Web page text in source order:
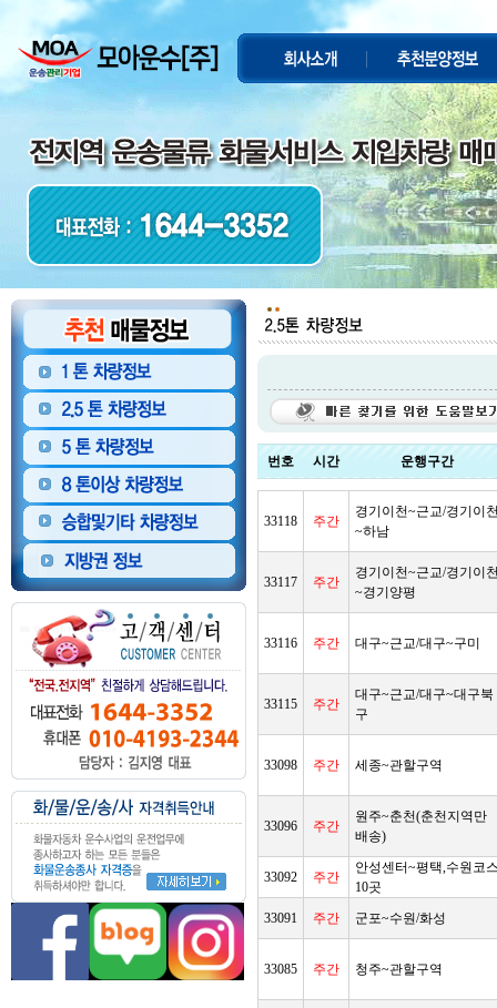
번호 시간 운행구간
33118 주간
경기이천~근교/경기이
~하남
33117 주간
경기이천~근교/경기이
~경기양평
33116 주간 대구~근교/대구~구미
33115 주간
대구~근교/대구~대구북
구
33098 주간 세종~관할구역
33096 주간
원주~춘천(춘천지역만
배송)
33092 주간
안성센터~평택,수원코
10곳
33091
주간 군포~수원/화성
33085 주간 청주~관할구역